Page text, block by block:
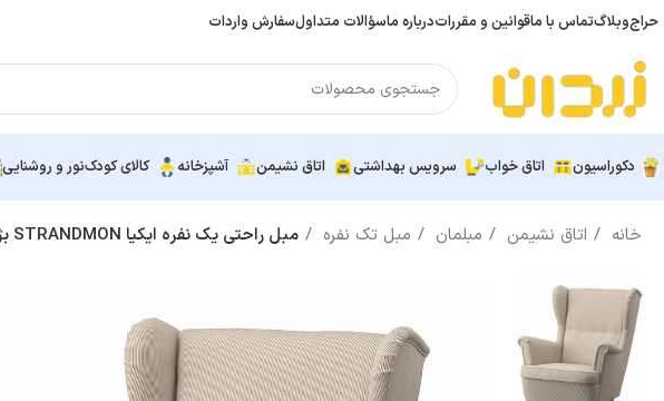
حراجوبلاگتماس با ماقوانین و مقرراتدرباره ماسؤالات متداولسفارش واردات
دکوراسیون اتاق خواب سرویس بهداشتی اتاق نشیمن آشپزخانه کالای کودکنور و روشنایی
خانه اتاق نشیمن مبلمان مبل تک نفره مبل راحتی یک نفره ایکیا STRANDMON بژ